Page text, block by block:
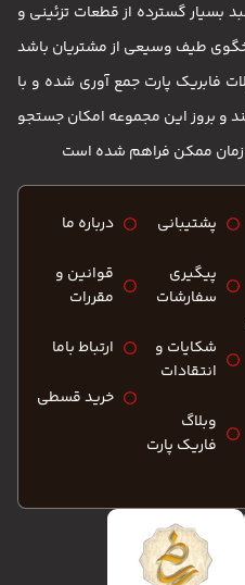
بسیار گسترده از قطعات تزئینی و
طیف وسیعی از مشتریان باشد
محصولات فابریک پارت جمع آوری شده و با
و بروز این مجموعه امکان جستجو
زمان ممکن فراهم شده است
پشتیبانی
پیگیری
سفارشات
شکایات و
انتقادات
وبلاگ
فاریک پارت
درباره ما
قوانین و
مقررات
ارتباط باما
خرید قسطی